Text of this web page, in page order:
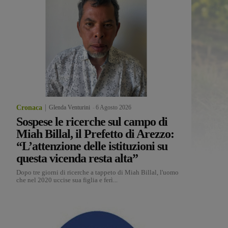
Cronaca Glenda Venturini 6 Agosto 2026
Sospese le ricerche sul campo di
Miah Billal, il Prefetto di Arezzo:
“L’attenzione delle istituzioni su
questa vicenda resta alta”
Dopo tre giorni di ricerche a tappeto di Miah Billal, l'uomo
che nel 2020 uccise sua figlia e ferì...